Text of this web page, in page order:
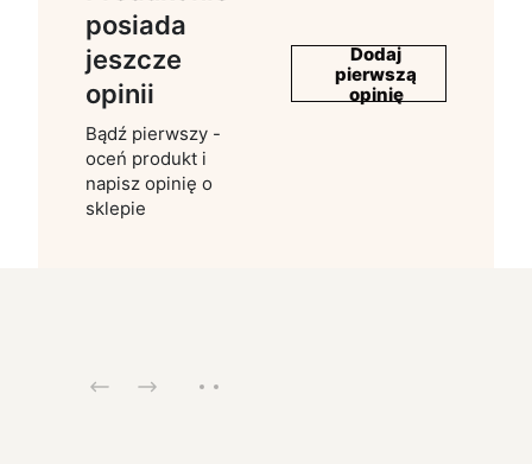
posiada
jeszcze
opinii
Bądź pierwszy -
oceń produkt i
napisz opinię o
sklepie
Dodaj
pierwszą
opinię